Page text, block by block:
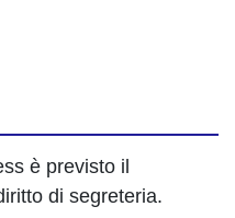
è previsto il
di segreteria.